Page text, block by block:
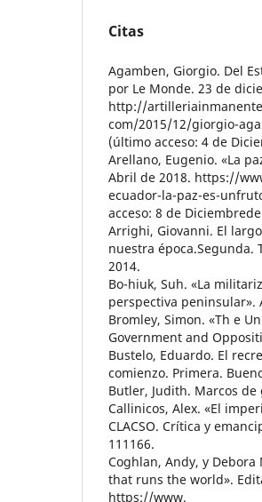
Citas
Agamben, Giorgio. Del
por Le Monde. 23 de
http://
com/2015/12/giorgio-
(último acceso: 4 de
Arellano, Eugenio. «La
Abril de 2018. https://
ecuador-la-paz-es-
acceso: 8 de
Arrighi, Giovanni. El
nuestra época.Segunda.
2014.
Bo-hiuk, Suh. «La
perspectiva peninsular».
Bromley, Simon. «Th e
Government and
Bustelo, Eduardo. El
comienzo. Primera.
Butler, Judith. Marcos de
Callinicos, Alex. «El
CLACSO. Crítica y
111166.
Coghlan, Andy, y
that runs the world».
https://www.